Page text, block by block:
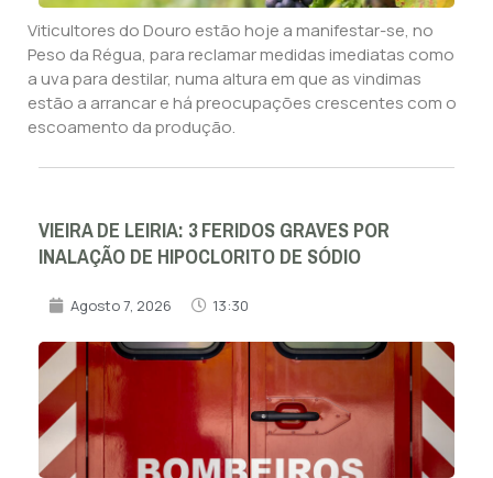
Viticultores do Douro estão hoje a manifestar-se, no
Peso da Régua, para reclamar medidas imediatas como
a uva para destilar, numa altura em que as vindimas
estão a arrancar e há preocupações crescentes com o
escoamento da produção.
VIEIRA DE LEIRIA: 3 FERIDOS GRAVES POR
INALAÇÃO DE HIPOCLORITO DE SÓDIO
Agosto 7, 2026 13:30